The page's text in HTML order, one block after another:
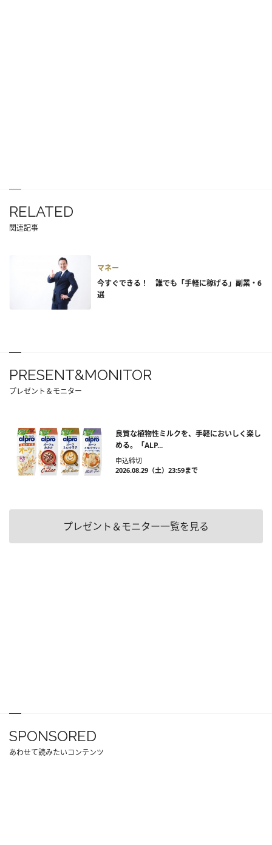
RELATED
関連記事
マネー
今すぐできる！ 誰でも「手軽に稼げる」副業・6
選
PRESENT&MONITOR
プレゼント＆モニター
良質な植物性ミルクを、手軽においしく楽し
める。「ALP...
申込締切
2026.08.29（土）23:59まで
プレゼント＆モニター一覧を見る
SPONSORED
あわせて読みたいコンテンツ